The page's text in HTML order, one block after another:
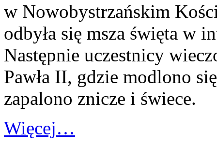
w Nowobystrzańskim
odbyła się msza święta w
Następnie uczestnicy
Pawła II, gdzie modlono
zapalono znicze i świece.
Więcej…